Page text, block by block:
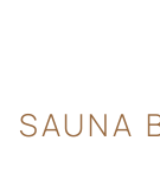
SAUNA